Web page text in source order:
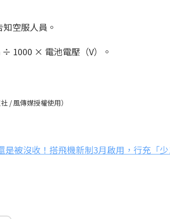
空服人員。
1000 × 電池電壓（V）。
/ 風傳媒授權使用）
是被沒收！搭飛機新制3月啟用，行充「